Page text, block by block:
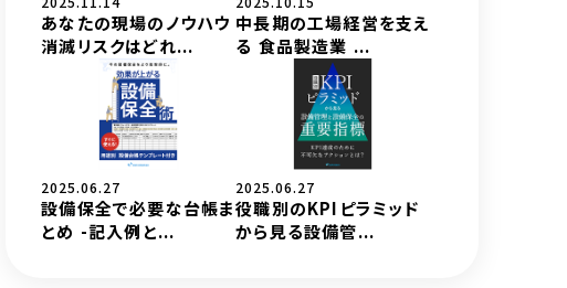
あなたの現場のノウハウ
消滅リスクはどれ...
中長期の工場経営を支え
る 食品製造業 ...
2025.06.27
設備保全で必要な台帳ま
とめ -記入例と...
2025.06.27
役職別のKPIピラミッド
から見る設備管...